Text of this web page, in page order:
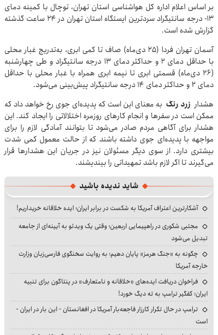
بر اساس اعلام اداره کل هواشناسی استان تهران، توچال با کمینه دمای
۱۳- درجه سانتیگراد سردترین ایستگاه استان تهران در ۲۴ ساعت گذشته
گزارش شده است.
آسمان تهران فردا (۲۵ دی‌ماه) صاف تا کمی ابری، به‌تدریج غبار محلی
با حداقل دمای ۲ و حداکثر دمای ۱۳ درجه سانتیگراد و طی ‌چهارشنبه
(۲۶ دی‌ماه) قسمتی ابری تا نیمه ابری همراه با غبار محلی با حداقل
دمای ۲ و حداکثر دمای ۱۴ درجه سانتیگراد پیش‌بینی می‌شود.
هشدار زرد رنگ به معنای این است که پدیده‌ای جوی رخ خواهد داد که
ممکن است در سفرها و انجام کارهای روزمره اختلالاتی را ایجاد کند. این
هشدار برای آگاهی مردم صادر می‌شود تا بتوانند آمادگی لازم را برای
مواجهه با پدیده‌ای جوی داشته باشند که از حالت معمول کمی شدت
بیشتری دارد. از سوی دیگر مسئولان نیز در جریان این هشدارها قرار
می‌گیرند تا اگر لازم باشد تمهیداتی را بیندیشند.
شاید ندیده باشید
آشکارترین اعتراف آمریکا به شکست در برابر ایران؛ ایده خلاقانه خریداریم!
مجتبی شکوری در راهپیمایی اربعین؛ وقتی یک ویدئو به آیینه‌ای از جامعه
تبدیل می‌شود
چگونه به «جنگ هرمز» پایان دهیم؛ به روایت سخنگوی فارسی‌زبان وزارت
خارجه آمریکا
فراخوان دریافت ایده‌های «خلاقانه و نامتعارف» در پنتاگون برای تنبیه
ایران؛ کفگیر ترامپ به ته دیگ خورد!
ترامپ در حال تکرار کارزار فاجعه‌بار آمریکا در افغانستان - این بار در ایران -
است